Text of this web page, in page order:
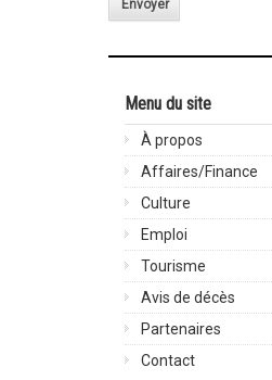
Envoyer
Menu du site
À propos
Affaires/Finance
Culture
Emploi
Tourisme
Avis de décès
Partenaires
Contact